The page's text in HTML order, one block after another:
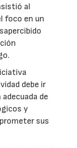
al
foco en un
debe ir
de
y
sus